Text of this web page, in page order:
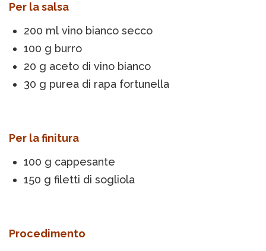
Per la salsa
200 ml vino bianco secco
100 g burro
20 g aceto di vino bianco
30 g purea di rapa fortunella
Per la finitura
100 g cappesante
150 g filetti di sogliola
Procedimento